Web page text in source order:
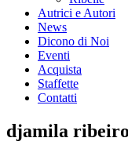
Autrici e Autori
News
Dicono di Noi
Eventi
Acquista
Staffette
Contatti
djamila ribeiro